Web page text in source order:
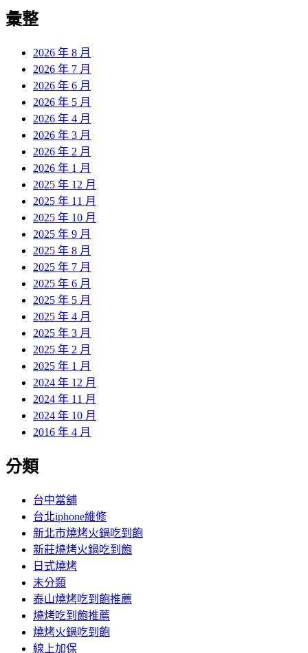
彙整
2026 年 8 月
2026 年 7 月
2026 年 6 月
2026 年 5 月
2026 年 4 月
2026 年 3 月
2026 年 2 月
2026 年 1 月
2025 年 12 月
2025 年 11 月
2025 年 10 月
2025 年 9 月
2025 年 8 月
2025 年 7 月
2025 年 6 月
2025 年 5 月
2025 年 4 月
2025 年 3 月
2025 年 2 月
2025 年 1 月
2024 年 12 月
2024 年 11 月
2024 年 10 月
2016 年 4 月
分類
台中當舖
台北iphone維修
新北市燒烤火鍋吃到飽
新莊燒烤火鍋吃到飽
日式燒烤
未分類
泰山燒烤吃到飽推薦
燒烤吃到飽推薦
燒烤火鍋吃到飽
線上加保